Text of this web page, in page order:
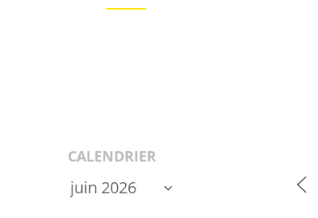
CALENDRIER